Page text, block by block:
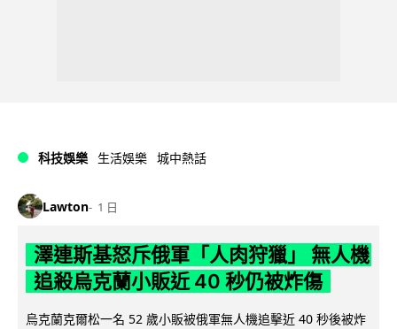
科技娛樂 生活娛樂 城中熱話
Lawton 1 日
澤連斯基怒斥俄軍「人肉狩獵」 無人機
追殺烏克蘭小販近 40 秒仍被炸傷
烏克蘭克爾松一名 52 歲小販被俄軍無人機追擊近 40 秒後被炸